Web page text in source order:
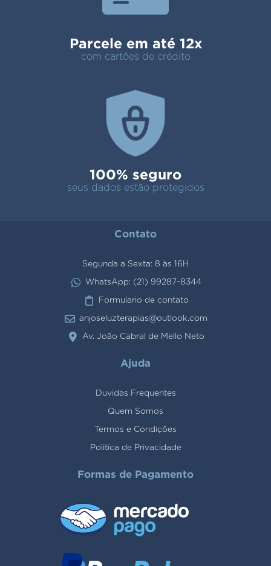
Parcele em até 12x
com cartões de crédito
100% seguro
seus dados estão protegidos
Contato
Segunda a Sexta: 8 às 16H
WhatsApp: (21) 99287-8344
Formulario de contato
anjoseluzterapias@outlook.com
Av. João Cabral de Mello Neto
Ajuda
Duvidas Frequentes
Quem Somos
Termos e Condições
Politica de Privacidade
Formas de Pagamento